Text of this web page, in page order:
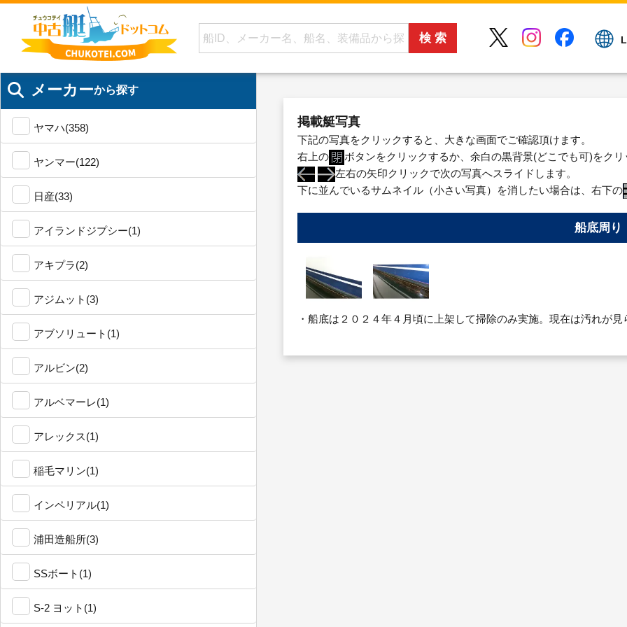
メーカーから探す
ヤマハ(358)
ヤンマー(122)
日産(33)
アイランドジプシー(1)
アキプラ(2)
アジムット(3)
アブソリュート(1)
アルビン(2)
アルベマーレ(1)
アレックス(1)
稲毛マリン(1)
インペリアル(1)
浦田造船所(3)
SSボート(1)
S-2 ヨット(1)
掲載艇写真
下記の写真をクリックすると、大きな画面でご確認頂けます。
右上の
ボタンをクリックするか、余白の黒背景(どこでも可)をクリ
左右の矢印クリックで次の写真へスライドします。
下に並んでいるサムネイル（小さい写真）を消したい場合は、右下の
船底周り
・船底は２０２４年４月頃に上架して掃除のみ実施。現在は汚れが見